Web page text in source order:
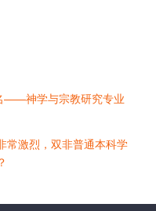
——神学与宗教研究专业
常激烈，双非普通本科学